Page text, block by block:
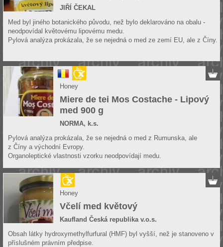
JIŘÍ ČEKAL
Med byl jiného botanického původu, než bylo deklarováno na obalu -
neodpovídal květovému lipovému medu.
Pylová analýza prokázala, že se nejedná o med ze zemí EU, ale z Číny.
Honey
Miere de tei Mos Costache - Lipový
med 900 g
NORMA, k.s.
Pylová analýza prokázala, že se nejedná o med z Rumunska, ale
z Číny a východní Evropy.
Organoleptické vlastnosti vzorku neodpovídají medu.
Honey
Včelí med květový
Kaufland Česká republika v.o.s.
Obsah látky hydroxymethylfurfural (HMF) byl vyšší, než je stanoveno v
příslušném právním předpise.